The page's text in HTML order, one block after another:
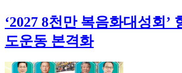
‘2027 8천만 복음화대성회’
도운동 본격화